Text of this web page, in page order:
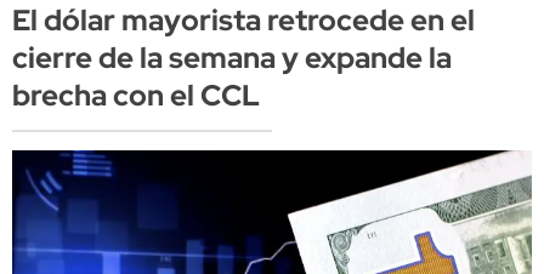
El dólar mayorista retrocede en el
cierre de la semana y expande la
brecha con el CCL